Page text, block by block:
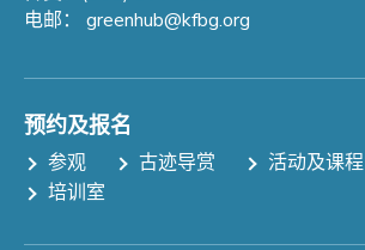
电邮： greenhub@kfbg.org
预约及报名
参观 古迹导赏 活动及课程
培训室